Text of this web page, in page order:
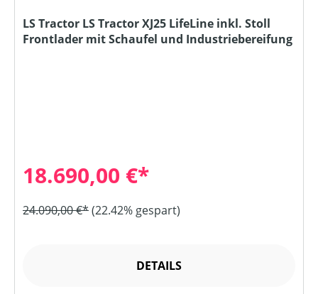
LS Tractor LS Tractor XJ25 LifeLine inkl. Stoll
Frontlader mit Schaufel und Industriebereifung
18.690,00 €*
24.090,00 €*(22.42% gespart)
DETAILS